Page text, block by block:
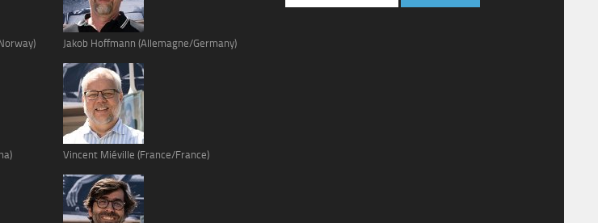
Jakob Hoffmann (Allemagne/Germany)
Vincent Miéville (France/France)